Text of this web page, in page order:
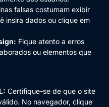
falsas costumam exibir
insira dados ou clique em
Fique atento a erros
ou elementos que
Certifique-se de que o site
No navegador, clique